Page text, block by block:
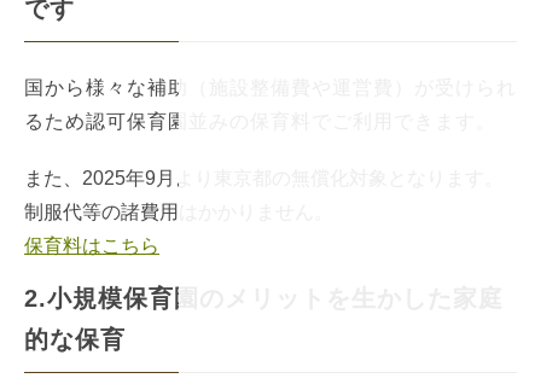
です
国から様々な補助（施設整備費や運営費）が受けられ
るため認可保育園並みの保育料でご利用できます。
また、2025年9月より東京都の無償化対象となります。
制服代等の諸費用はかかりません。
保育料はこちら
2.小規模保育園のメリットを生かした家庭
的な保育